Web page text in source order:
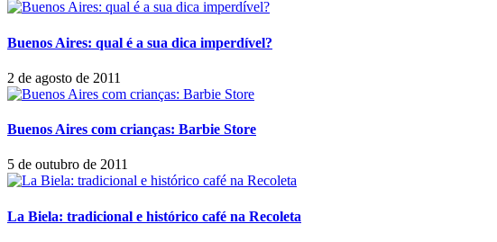
Buenos Aires: qual é a sua dica imperdível?
2 de agosto de 2011
Buenos Aires com crianças: Barbie Store
5 de outubro de 2011
La Biela: tradicional e histórico café na Recoleta